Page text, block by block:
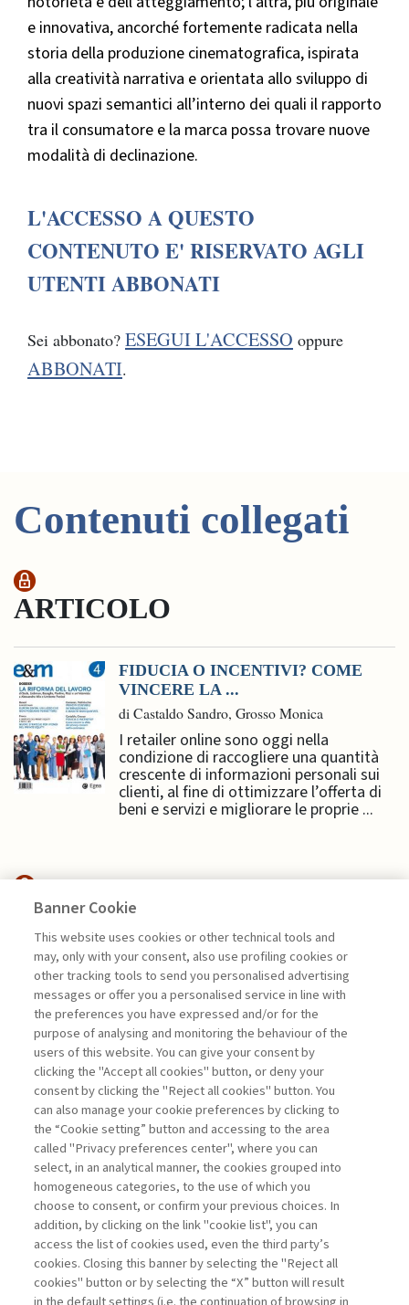
e innovativa, ancorché fortemente radicata nella
storia della produzione cinematografica, ispirata
alla creatività narrativa e orientata allo sviluppo di
nuovi spazi semantici all’interno dei quali il rapporto
tra il consumatore e la marca possa trovare nuove
modalità di declinazione.
L'ACCESSO A QUESTO
CONTENUTO E' RISERVATO AGLI
UTENTI ABBONATI
Sei abbonato? ESEGUI L'ACCESSO oppure
ABBONATI.
Contenuti collegati
ARTICOLO
FIDUCIA O INCENTIVI? COME
VINCERE LA ...
di Castaldo Sandro, Grosso Monica
I retailer online sono oggi nella
condizione di raccogliere una quantità
crescente di informazioni personali sui
clienti, al fine di ottimizzare l’offerta di
beni e servizi e migliorare le proprie ...
HIGHLIGHTS
LA FEDELTÀ DEI CLIENTI COME
LEVA STRATEGICA ...
di Bruno Busacca, Giuseppe Bertoli
La consultazione dei libri è riservata esclusivamente
agli abbonati Premium
Legenda: Accedi Per registrati Per abbonati
Banner Cookie
This website uses cookies or other technical tools and
may, only with your consent, also use profiling cookies or
other tracking tools to send you personalised advertising
messages or offer you a personalised service in line with
the preferences you have expressed and/or for the
purpose of analysing and monitoring the behaviour of the
users of this website. You can give your consent by
clicking the "Accept all cookies" button, or deny your
consent by clicking the "Reject all cookies" button. You
can also manage your cookie preferences by clicking to
the “Cookie setting” button and accessing to the area
called "Privacy preferences center", where you can
select, in an analytical manner, the cookies grouped into
homogeneous categories, to the use of which you
choose to consent, or confirm your previous choices. In
addition, by clicking on the link "cookie list", you can
access the list of cookies used, even the third party’s
cookies. Closing this banner by selecting the "Reject all
cookies" button or by selecting the “X” button will result